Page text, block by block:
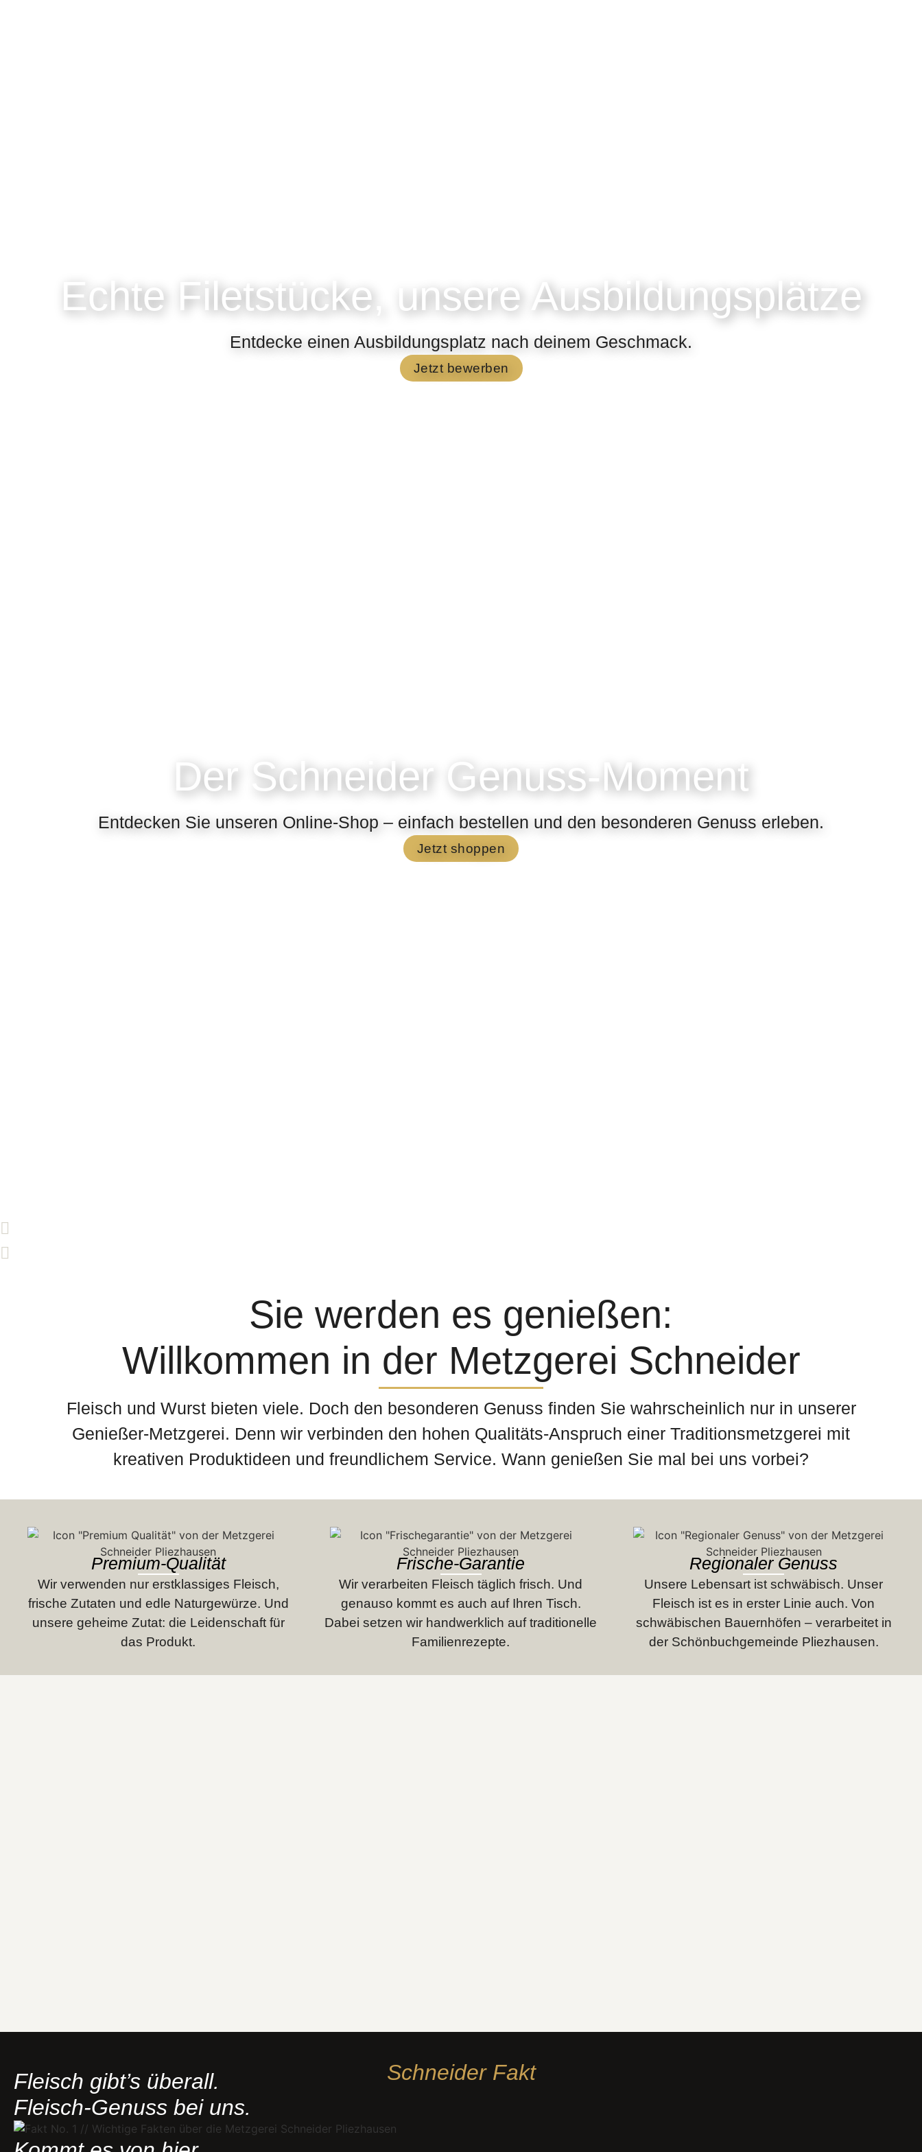
Echte Filetstücke, unsere Ausbildungsplätze
Entdecke einen Ausbildungsplatz nach deinem Geschmack.
Jetzt bewerben
Der Schneider Genuss-Moment
Entdecken Sie unseren Online-Shop – einfach bestellen und den besonderen Genuss erleben.
Jetzt shoppen
Sie werden es genießen:
Willkommen in der Metzgerei Schneider
Fleisch und Wurst bieten viele. Doch den besonderen Genuss finden Sie wahrscheinlich nur in unserer
Genießer-Metzgerei. Denn wir verbinden den hohen Qualitäts-Anspruch einer Traditionsmetzgerei mit
kreativen Produktideen und freundlichem Service. Wann genießen Sie mal bei uns vorbei?
Premium-Qualität
Wir verwenden nur erstklassiges Fleisch,
frische Zutaten und edle Natur­gewürze. Und
unsere geheime Zutat: die Leidenschaft für
das Produkt.
Frische-Garantie
Wir verarbeiten Fleisch täglich frisch. Und
genauso kommt es auch auf Ihren Tisch.
Dabei setzen wir handwerklich auf traditionelle
Familienrezepte.
Regionaler Genuss
Unsere Lebensart ist schwäbisch. Unser
Fleisch ist es in erster Linie auch. Von
schwäbischen Bauernhöfen – verarbeitet in
der Schönbuch­gemeinde Pliezhausen.
Schneider Fakt
Fleisch gibt’s überall.
Fleisch-Genuss bei uns.